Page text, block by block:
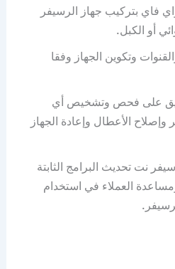
فاي بتركيب جهاز الرسيفر
أو الكبل.
وتكوين الجهاز وفقا
على فحص وتشخيص أي
الأعطال وإعادة الجهاز
نت تحديث البرامج الثابتة
العملاء في استخدام